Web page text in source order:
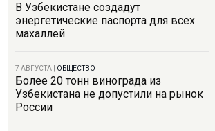
В Узбекистане создадут
энергетические паспорта для всех
махаллей
7 АВГУСТА ОБЩЕСТВО
Более 20 тонн винограда из
Узбекистана не допустили на рынок
России